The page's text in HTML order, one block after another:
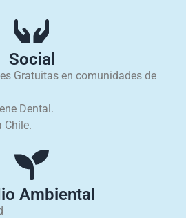
Social
Gratuitas en comunidades de
Dental.
Chile.
Ambiental